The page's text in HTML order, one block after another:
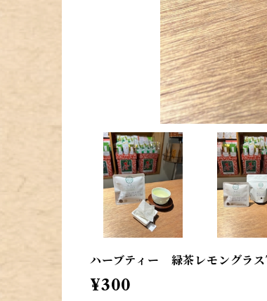
ハーブティー 緑茶レモングラ
¥300